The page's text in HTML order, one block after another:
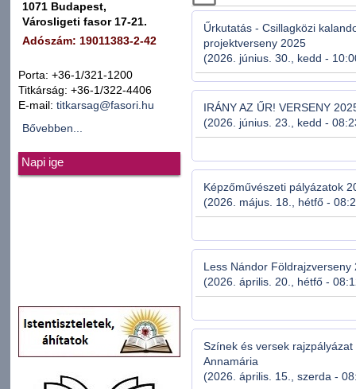
1071 Budapest,
Városligeti fasor 17-21.
Adószám: 19011383-2-42
Porta: +36-1/321-1200
Titkárság: +36-1/322-4406
E-mail: titkarsag@fasori.hu
Bővebben...
Napi ige
Űrkutatás - Csillagközi
projektverseny 2025
(2026. június. 30., kedd -
IRÁNY AZ ŰR! VERSENY
(2026. június. 23., kedd -
Képzőművészeti pályázatok
(2026. május. 18., hétfő -
Less Nándor Földrajzverseny
(2026. április. 20., hétfő -
Színek és versek rajzpályázat
Annamária
(2026. április. 15., szerda -